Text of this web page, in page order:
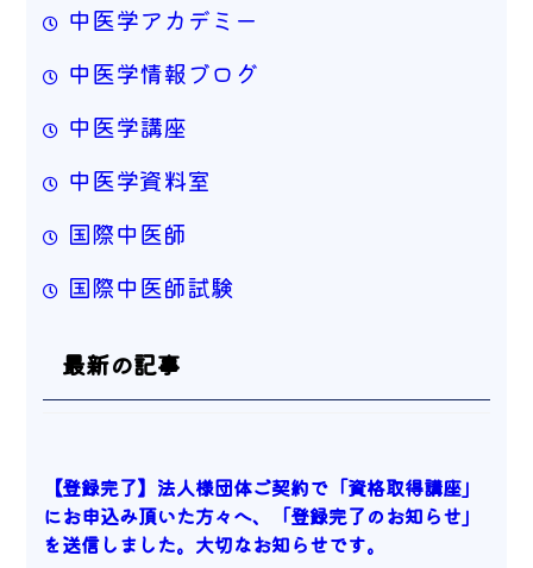
中医学アカデミー
中医学情報ブログ
中医学講座
中医学資料室
国際中医師
国際中医師試験
最新の記事
【登録完了】法人様団体ご契約で「資格取得講座」
にお申込み頂いた方々へ、「登録完了のお知らせ」
を送信しました。大切なお知らせです。